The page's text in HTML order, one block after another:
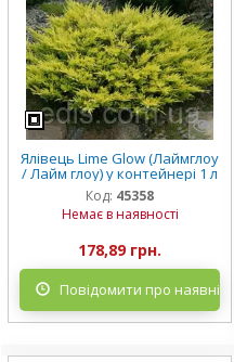
Ялівець Lime Glow (Лаймглоу
/ Лайм глоу) у контейнері 1 л
Код: 45358
Немає в наявності
178,89 грн.
Повідомити про наявність